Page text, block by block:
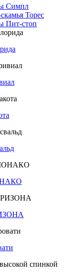
Симпл
Торес
Пит-стоп